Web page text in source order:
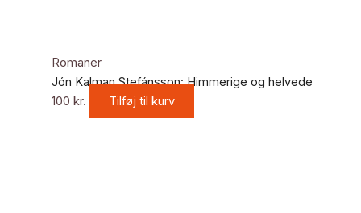
Romaner
Jón Kalman Stefánsson: Himmerige og helvede
100 kr. Tilføj til kurv